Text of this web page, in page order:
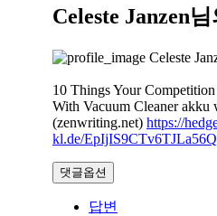
Celeste Janzen
Celeste
10 Things Your
With Vacuum Cleaner akku
(zenwriting.net) https://
kl.de/
댓글옵션
답변